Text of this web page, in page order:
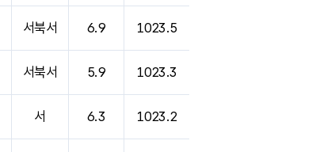
서북서 6.9 1023.5
서북서 5.9 1023.3
서 6.3 1023.2